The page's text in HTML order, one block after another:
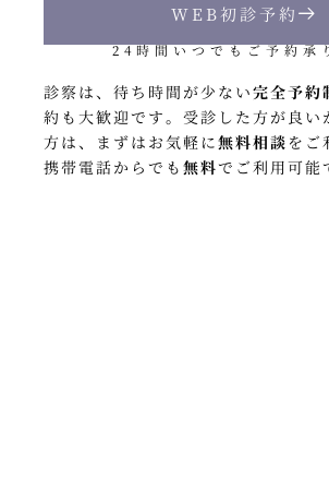
WEB初診予約
24時間いつでもご予約承
診察は、待ち時間が少ない完全予約
約も大歓迎です。 受診した方が良い
方は、 まずはお気軽に無料相談 をご
携帯電話からでも 無料でご利用可能